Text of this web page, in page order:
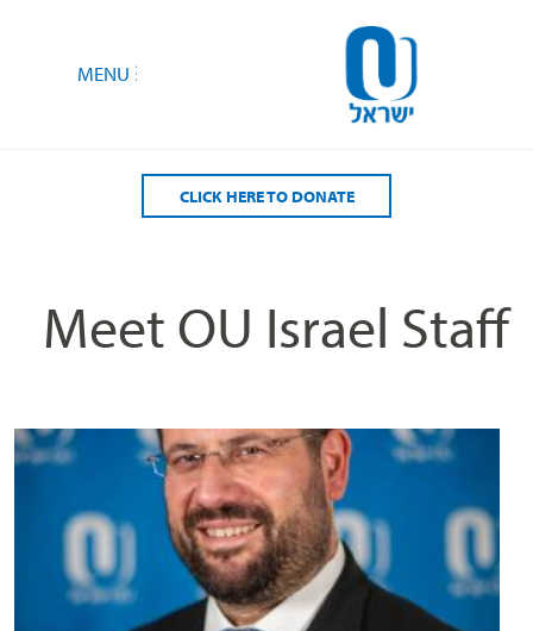
CLICK HERE TO DONATE
Meet OU Israel Staff